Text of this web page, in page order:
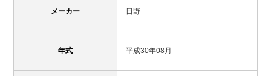
メーカー 日野
年式 平成30年08月